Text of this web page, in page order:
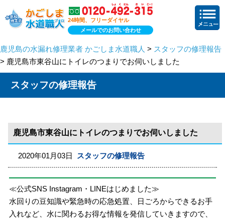
24時間、フリーダイヤル
メールでのお問い合わせ
鹿児島の水漏れ修理業者 かごしま水道職人 > スタッフの修理報告
> 鹿児島市東谷山にトイレのつまりでお伺いしました
スタッフの修理報告
鹿児島市東谷山にトイレのつまりでお伺いしました
2020年01月03日 スタッフの修理報告
≪公式SNS Instagram・LINEはじめました≫
水回りの豆知識や緊急時の応急処置、日ごろからできるお手
入れなど、水に関わるお得な情報を発信していきますので、